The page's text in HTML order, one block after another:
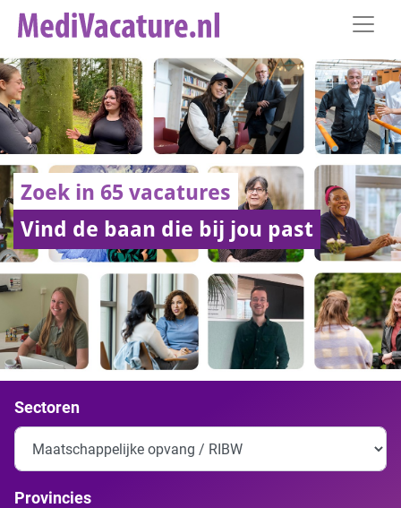
Zoek in 65 vacatures
Vind de baan die bij jou past
Sectoren
Provincies